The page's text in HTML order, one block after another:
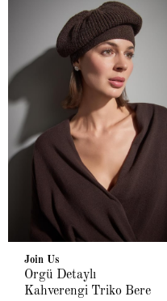
Join Us
Örgü Detaylı
Kahverengi Triko Bere